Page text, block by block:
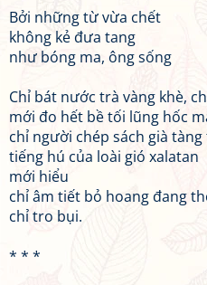
Bởi những từ vừa chết
không kẻ đưa tang
như bóng ma, ông sống
Chỉ bát nước trà vàng khè,
mới đo hết bề tối lũng hốc
chỉ người chép sách già tàng
tiếng hú của loài gió xalatan
mới hiểu
chỉ âm tiết bỏ hoang đang
chỉ tro bụi.
* * *